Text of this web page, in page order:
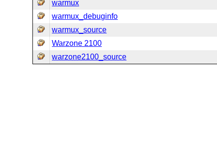
warmux
warmux_debuginfo
warmux_source
Warzone 2100
warzone2100_source